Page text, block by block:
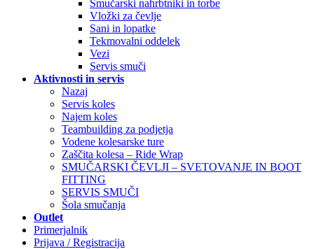
Smučarski nahrbtniki in torbe
Vložki za čevlje
Sani in lopatke
Tekmovalni oddelek
Vezi
Servis smuči
Aktivnosti in servis
Nazaj
Servis koles
Najem koles
Teambuilding za podjetja
Vodene kolesarske ture
Zaščita kolesa – Ride Wrap
SMUČARSKI ČEVLJI – SVETOVANJE IN BOOT
FITTING
SERVIS SMUČI
Šola smučanja
Outlet
Primerjalnik
Prijava / Registracija